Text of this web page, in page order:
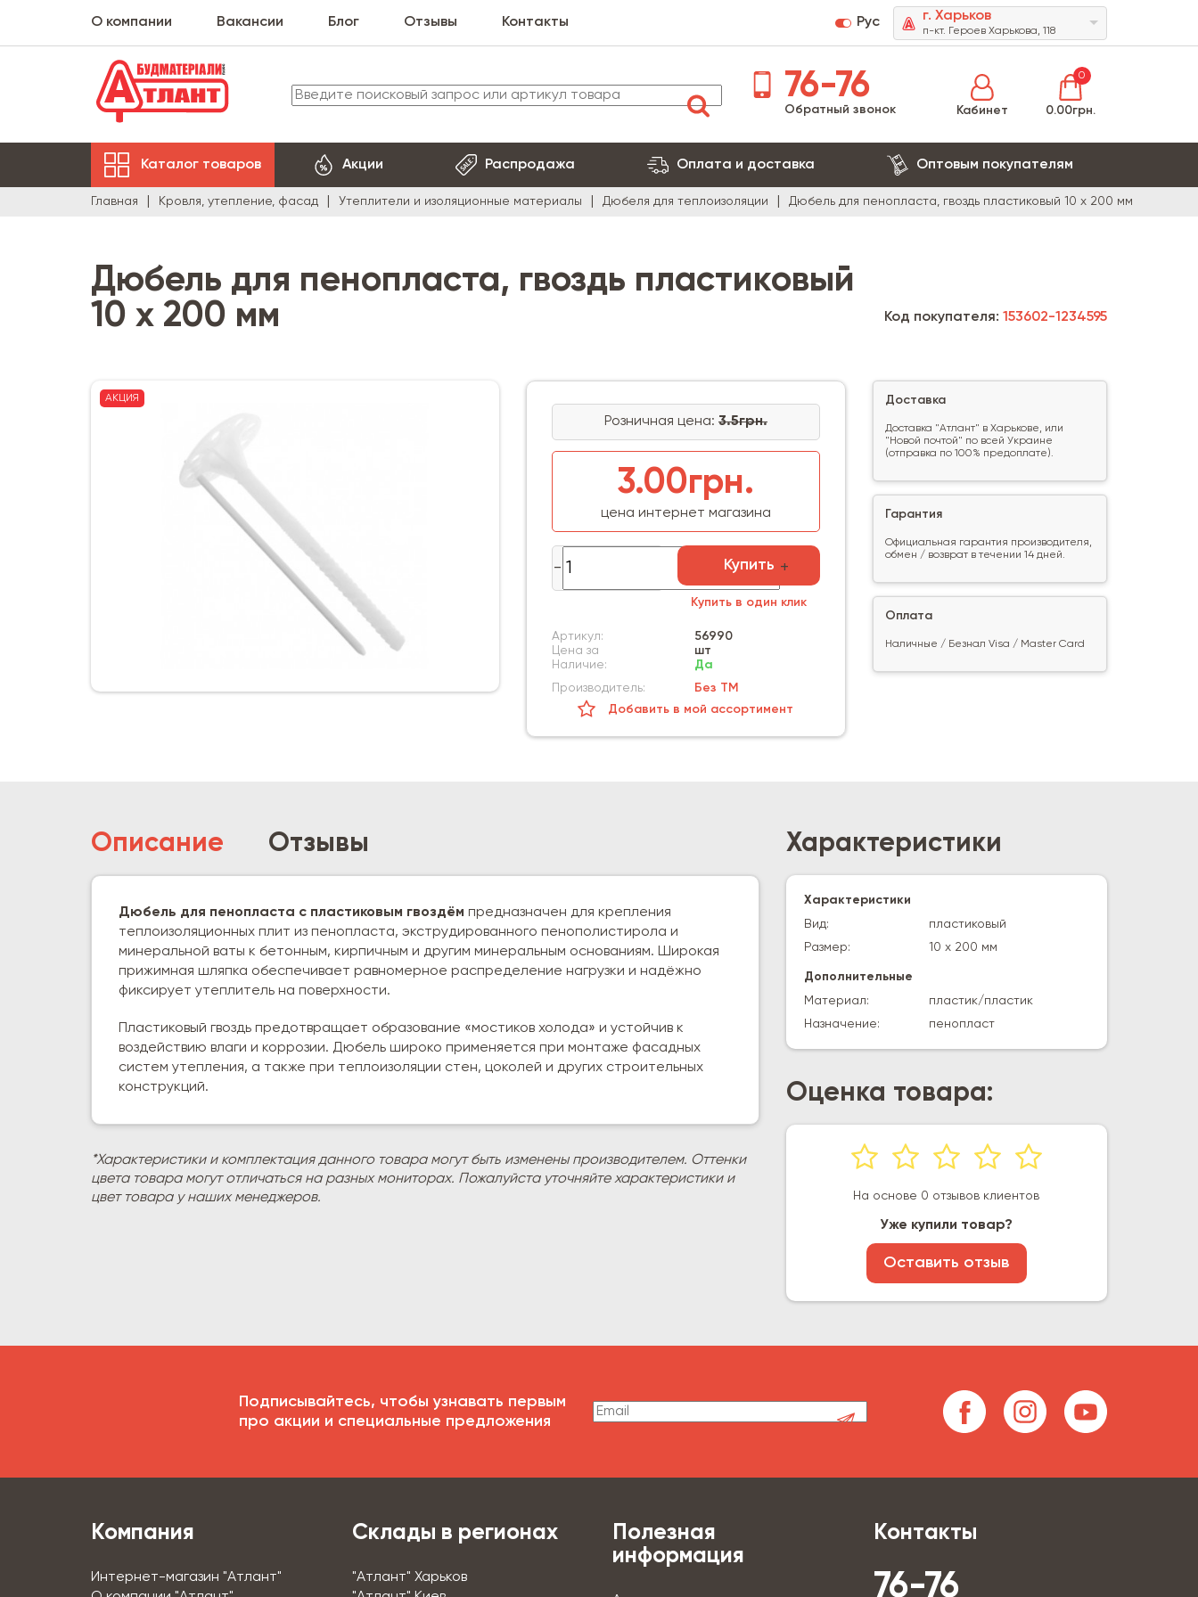
О компании Вакансии Блог Отзывы Контакты Рус г. Харьков
п-кт. Героев Харькова, 118
76-76
Обратный звонок Кабинет
0
0.00грн.
Каталог товаров Акции Распродажа Оплата и доставка Оптовым покупателям
Главная Кровля, утепление, фасад Утеплители и изоляционные материалы Дюбеля для теплоизоляции Дюбель для пенопласта, гвоздь пластиковый 10 х 200 мм
Дюбель для пенопласта, гвоздь пластиковый
10 х 200 мм
АКЦИЯ
Розничная цена: 3.5грн.
3.00грн.
цена интернет магазина
Купить
Купить в один клик
Артикул:
56990
Цена за
шт
Наличие:
Да
Производитель:
Без ТМ
Добавить в мой ассортимент
Код покупателя: 153602-1234595
Доставка
Доставка "Атлант" в Харькове, или
"Новой почтой" по всей Украине
(отправка по 100% предоплате).
Гарантия
Официальная гарантия производителя,
обмен / возврат в течении 14 дней.
Оплата
Наличные / Безнал Visa / Master Card
Описание Отзывы
Дюбель для пенопласта с пластиковым гвоздём предназначен для крепления
теплоизоляционных плит из пенопласта, экструдированного пенополистирола и
минеральной ваты к бетонным, кирпичным и другим минеральным основаниям. Широкая
прижимная шляпка обеспечивает равномерное распределение нагрузки и надёжно
фиксирует утеплитель на поверхности.
Пластиковый гвоздь предотвращает образование «мостиков холода» и устойчив к
воздействию влаги и коррозии. Дюбель широко применяется при монтаже фасадных
систем утепления, а также при теплоизоляции стен, цоколей и других строительных
конструкций.
*Характеристики и комплектация данного товара могут быть изменены производителем. Оттенки
цвета товара могут отличаться на разных мониторах. Пожалуйста уточняйте характеристики и
цвет товара у наших менеджеров.
Характеристики
Характеристики
Вид:
пластиковый
Размер:
10 х 200 мм
Дополнительные
Материал:
пластик/пластик
Назначение:
пенопласт
Оценка товара:
На основе 0 отзывов клиентов
Уже купили товар?
Оставить отзыв
Подписывайтесь, чтобы узнавать первым
про акции и специальные предложения
Компания
Интернет-магазин "Атлант"
Склады в регионах
"Атлант" Харьков
Полезная
информация
Контакты
76-76